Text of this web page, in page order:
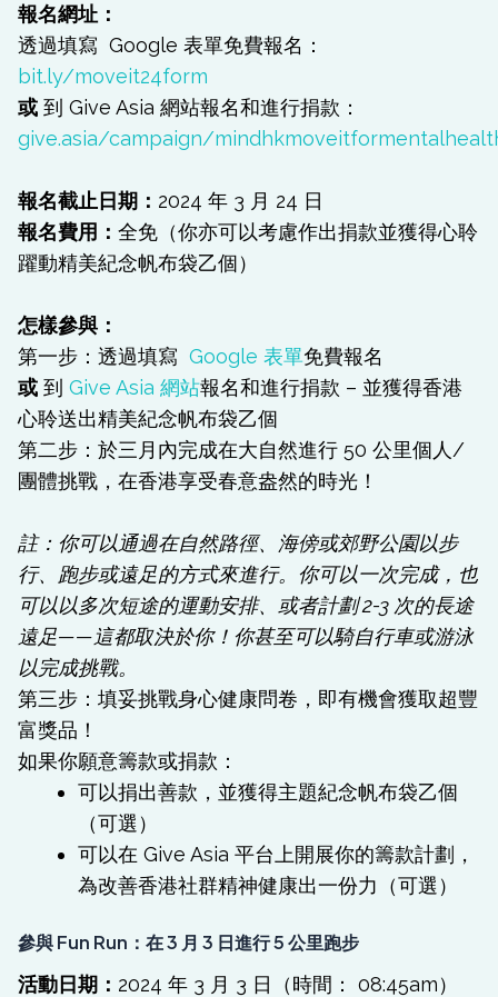
報名網址：
透過填寫 Google 表單免費報名：
bit.ly/moveit24form
或 到 Give Asia 網站報名和進行捐款：
give.asia/campaign/
報名截止日期： 2024 年 3 月 24 日
報名費用： 全免（你亦可以考慮作出捐款並獲得心聆
躍動精美紀念帆布袋乙個）
怎樣參與：
第一步：透過填寫 Google 表單免費報名
或 到 Give Asia 網站報名和進行捐款 – 並獲得香港
心聆送出精美紀念帆布袋乙個
第二步：於三月內完成在大自然進行 50 公里個人 /
團體挑戰，在香港享受春意盎然的時光！
註：你可以通過在自然路徑、海傍或郊野公園以步
行、跑步或遠足的方式來進行。你可以一次完成，也
可以以多次短途的運動安排、或者計劃 2-3 次的長途
遠足——這都取決於你！你甚至可以騎自行車或游泳
以完成挑戰。
第三步：填妥挑戰身心健康問卷，即有機會獲取超豐
富獎品！
如果你願意籌款或捐款：
可以捐出善款，並獲得主題紀念帆布袋乙個
（可選）
可以在 Give Asia 平台上開展你的籌款計劃，
為改善香港社群精神健康出一份力（可選）
參與 Fun Run：在 3 月 3 日進行 5 公里跑步
活動日期： 2024 年 3 月 3 日（時間： 08:45am）